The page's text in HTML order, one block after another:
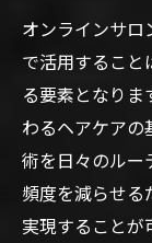
オンラインサ
で活用するこ
る要素となり
わるヘアケア
術を日々のルー
頻度を減らせる
実現することが